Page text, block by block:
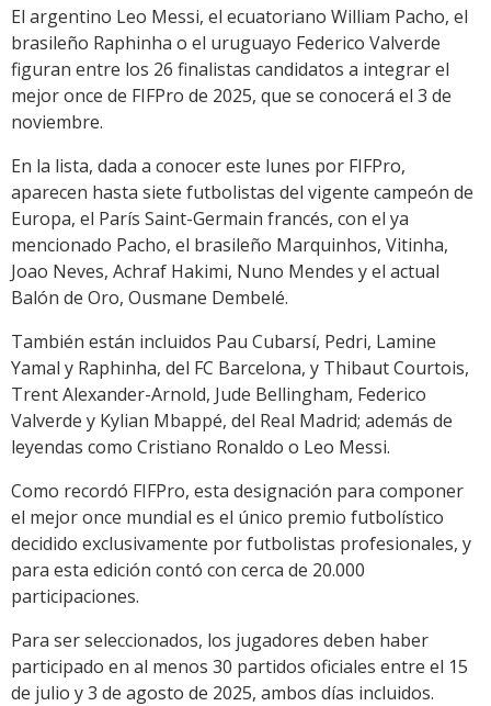
Link
El argentino Leo Messi, el ecuatoriano William Pacho, el
brasileño Raphinha o el uruguayo Federico Valverde
figuran entre los 26 finalistas candidatos a integrar el
mejor once de FIFPro de 2025, que se conocerá el 3 de
noviembre.
En la lista, dada a conocer este lunes por FIFPro,
aparecen hasta siete futbolistas del vigente campeón de
Europa, el París Saint-Germain francés, con el ya
mencionado Pacho, el brasileño Marquinhos, Vitinha,
Joao Neves, Achraf Hakimi, Nuno Mendes y el actual
Balón de Oro, Ousmane Dembelé.
También están incluidos Pau Cubarsí, Pedri, Lamine
Yamal y Raphinha, del FC Barcelona, y Thibaut Courtois,
Trent Alexander-Arnold, Jude Bellingham, Federico
Valverde y Kylian Mbappé, del Real Madrid; además de
leyendas como Cristiano Ronaldo o Leo Messi.
Como recordó FIFPro, esta designación para componer
el mejor once mundial es el único premio futbolístico
decidido exclusivamente por futbolistas profesionales, y
para esta edición contó con cerca de 20.000
participaciones.
Para ser seleccionados, los jugadores deben haber
participado en al menos 30 partidos oficiales entre el 15
de julio y 3 de agosto de 2025, ambos días incluidos.